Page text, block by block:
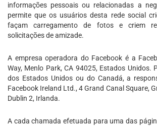
informações pessoais ou relacionadas a
permite que os usuários desta rede social
façam carregamento de fotos e criem
solicitações de amizade.
A empresa operadora do Facebook é a
Way, Menlo Park, CA 94025, Estados Unidos.
dos Estados Unidos ou do Canadá, a
Facebook Ireland Ltd., 4 Grand Canal Square,
Dublin 2, Irlanda.
A cada chamada efetuada para uma das